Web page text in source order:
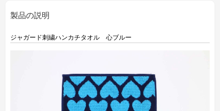
製品の説明
ジャガード刺繍ハンカチタオル 心ブルー